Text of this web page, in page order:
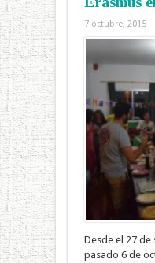
7 octubre, 2015
Desde el 27 de
pasado 6 de